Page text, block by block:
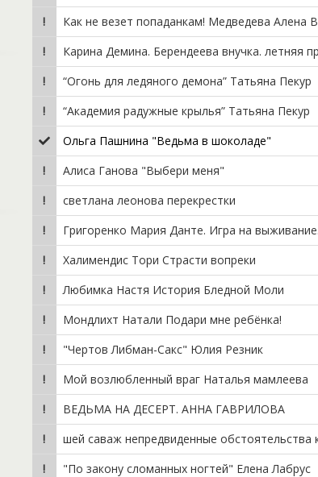
Как не везет попаданкам! Медведева Алена
Карина Демина. Берендеева внучка. летняя
“Огонь для ледяного демона” Татьяна Пекур
“Академия радужные крылья” Татьяна Пекур
Ольга Пашнина "Ведьма в шоколаде"
Алиса Ганова "Выбери меня"
светлана леонова перекрестки
Григоренко Мария Данте. Игра на выживание.
Халимендис Тори Страсти вопреки
Любимка Настя История Бледной Моли
Мондлихт Натали Подари мне ребёнка!
"Чертов Либман-Сакс" Юлия Резник
Мой возлюбленный враг Наталья мамлеева
ВЕДЬМА НА ДЕСЕРТ. АННА ГАВРИЛОВА
шей саваж непредвиденные обстоятельства
"По закону сломанных ногтей" Елена Лабрус